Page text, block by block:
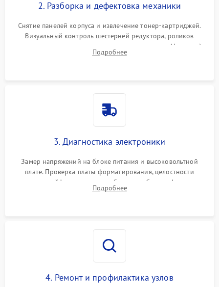
2. Разборка и дефектовка механики
Снятие панелей корпуса и извлечение тонер-картриджей.
Визуальный контроль шестерней редуктора, роликов
захвата, термопленки и прижимного вала в печи (фьюзере).
Проверка оптики сканера на загрязнения.
Подробнее
3. Диагностика электроники
Замер напряжений на блоке питания и высоковольтной
плате. Проверка платы форматирования, целостности
плоских шлейфов сканера и работоспособности флажков и
оптопар (датчиков прохождения бумаги).
Подробнее
4. Ремонт и профилактика узлов